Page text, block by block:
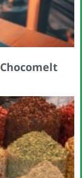
Chocomelt: חגיגת שוקולד שלא תרצו לפספס!